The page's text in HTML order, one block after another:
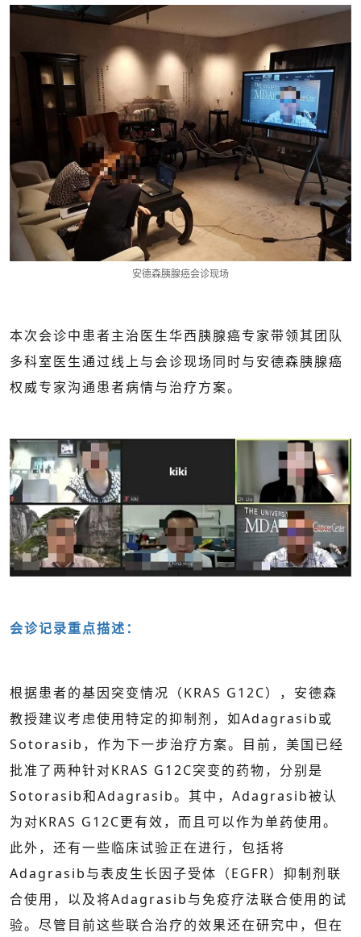
安德森胰腺癌会诊现场
本次会诊中患者主治医生华西胰腺癌专家带领其团队
多科室医生通过线上与会诊现场同时与安德森胰腺癌
权威专家沟通患者病情与治疗方案。
会诊记录重点描述：
根据患者的基因突变情况（KRAS G12C），安德森
教授建议考虑使用特定的抑制剂，如Adagrasib或
Sotorasib，作为下一步治疗方案。目前，美国已经
批准了两种针对KRAS G12C突变的药物，分别是
Sotorasib和Adagrasib。其中，Adagrasib被认
为对KRAS G12C更有效，而且可以作为单药使用。
此外，还有一些临床试验正在进行，包括将
Adagrasib与表皮生长因子受体（EGFR）抑制剂联
合使用，以及将Adagrasib与免疫疗法联合使用的试
验。尽管目前这些联合治疗的效果还在研究中，但在